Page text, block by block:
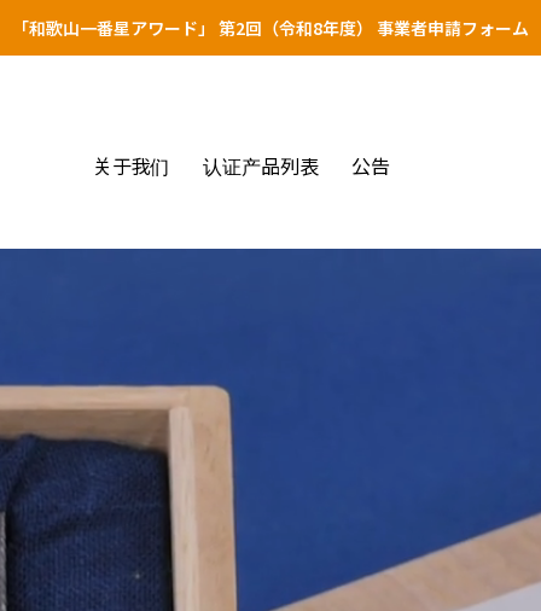
「和歌山一番星アワード」 第2回（令和8年度） 事業者申請フォーム
关于我们 认证产品列表 公告